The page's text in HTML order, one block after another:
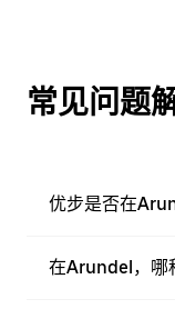
常见问题
优步是否在
在Arundel，哪